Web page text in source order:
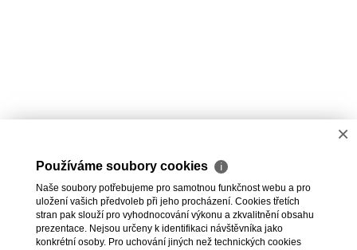
×
Používáme soubory cookies ℹ
Naše soubory potřebujeme pro samotnou funkčnost webu a pro
uložení vašich předvoleb při jeho procházení. Cookies třetích
stran pak slouží pro vyhodnocování výkonu a zkvalitnění obsahu
prezentace. Nejsou určeny k identifikaci návštěvníka jako
konkrétní osoby. Pro uchování jiných než technických cookies